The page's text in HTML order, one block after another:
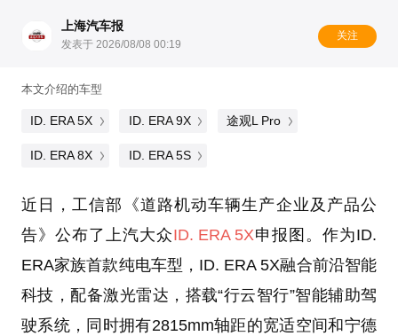
上海汽车报
发表于 2026/08/08 00:19
关注
本文介绍的车型
ID. ERA 5X ID. ERA 9X 途观L Pro
ID. ERA 8X ID. ERA 5S
近日，工信部《道路机动车辆生产企业及产品公
告》公布了上汽大众ID. ERA 5X申报图。作为ID.
ERA家族首款纯电车型，ID. ERA 5X融合前沿智能
科技，配备激光雷达，搭载“行云智行”智能辅助驾
驶系统，同时拥有2815mm轴距的宽适空间和宁德